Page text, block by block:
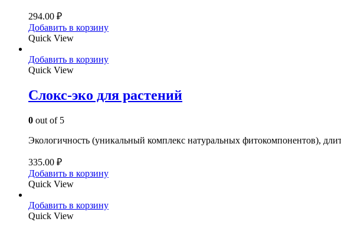
294.00 ₽
Добавить в корзину
Quick View
Добавить в корзину
Quick View
Слокс-эко для растений
0 out of 5
Экологичность (уникальный комплекс натуральных фитокомпонентов),
335.00 ₽
Добавить в корзину
Quick View
Добавить в корзину
Quick View